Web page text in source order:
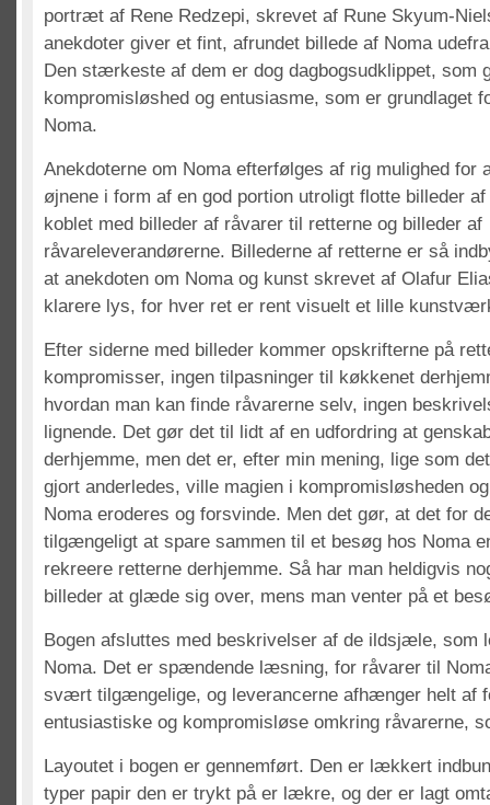
portræt af Rene Redzepi, skrevet af Rune Skyum-
anekdoter giver et fint, afrundet billede af Noma
Den stærkeste af dem er dog dagbogsudklippet, som
kompromisløshed og entusiasme, som er grundlaget
Noma.
Anekdoterne om Noma efterfølges af rig mulighed for
øjnene i form af en god portion utroligt flotte billeder
koblet med billeder af råvarer til retterne og billeder af
råvareleverandørerne. Billederne af retterne er så
at anekdoten om Noma og kunst skrevet af Olafur
klarere lys, for hver ret er rent visuelt et lille
Efter siderne med billeder kommer opskrifterne på
kompromisser, ingen tilpasninger til køkkenet
hvordan man kan finde råvarerne selv, ingen
lignende. Det gør det til lidt af en udfordring at
derhjemme, men det er, efter min mening, lige som
gjort anderledes, ville magien i kompromisløsheden
Noma eroderes og forsvinde. Men det gør, at det for
tilgængeligt at spare sammen til et besøg hos Noma
rekreere retterne derhjemme. Så har man heldigvis
billeder at glæde sig over, mens man venter på et
Bogen afsluttes med beskrivelser af de ildsjæle, som
Noma. Det er spændende læsning, for råvarer til
svært tilgængelige, og leverancerne afhænger helt af
entusiastiske og kompromisløse omkring råvarerne,
Layoutet i bogen er gennemført. Den er lækkert
typer papir den er trykt på er lækre, og der er lagt